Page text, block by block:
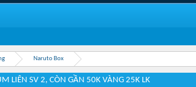
Naruto Box
LIÊN SV 2, CÒN GẦN 50K VÀNG 25K LK